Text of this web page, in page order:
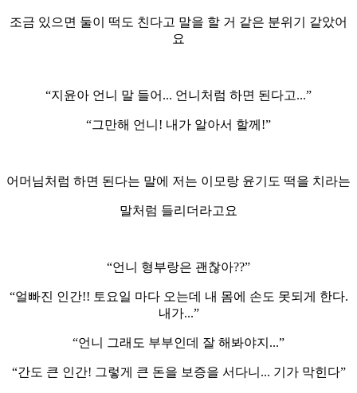
조금 있으면 둘이 떡도 친다고 말을 할 거 같은 분위기 같았어
요
“지윤아 언니 말 들어... 언니처럼 하면 된다고...”
“그만해 언니! 내가 알아서 할께!”
어머님처럼 하면 된다는 말에 저는 이모랑 윤기도 떡을 치라는
말처럼 들리더라고요
“언니 형부랑은 괜찮아??”
“얼빠진 인간!! 토요일 마다 오는데 내 몸에 손도 못되게 한다.
내가...”
“언니 그래도 부부인데 잘 해봐야지...”
“간도 큰 인간! 그렇게 큰 돈을 보증을 서다니... 기가 막힌다”